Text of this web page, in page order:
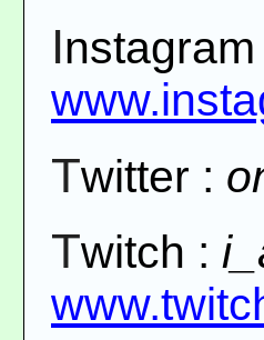
Instagram
Twitter :
Twitch :